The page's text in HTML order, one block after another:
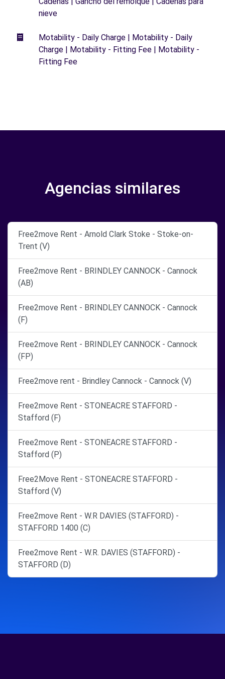
nieve
Motability - Daily Charge | Motability - Daily
Charge | Motability - Fitting Fee | Motability -
Fitting Fee
Agencias similares
Free2move Rent - Arnold Clark Stoke - Stoke-on-
Trent (V)
Free2move Rent - BRINDLEY CANNOCK - Cannock
(AB)
Free2move Rent - BRINDLEY CANNOCK - Cannock
(F)
Free2move Rent - BRINDLEY CANNOCK - Cannock
(FP)
Free2move rent - Brindley Cannock - Cannock (V)
Free2move Rent - STONEACRE STAFFORD -
Stafford (F)
Free2move Rent - STONEACRE STAFFORD -
Stafford (P)
Free2Move Rent - STONEACRE STAFFORD -
Stafford (V)
Free2move Rent - W.R DAVIES (STAFFORD) -
STAFFORD 1400 (C)
Free2move Rent - W.R. DAVIES (STAFFORD) -
STAFFORD (D)